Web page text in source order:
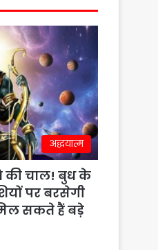
अद्धयात्म
की चाल! बुध के
पर बरसेगी
सकते हैं बड़े